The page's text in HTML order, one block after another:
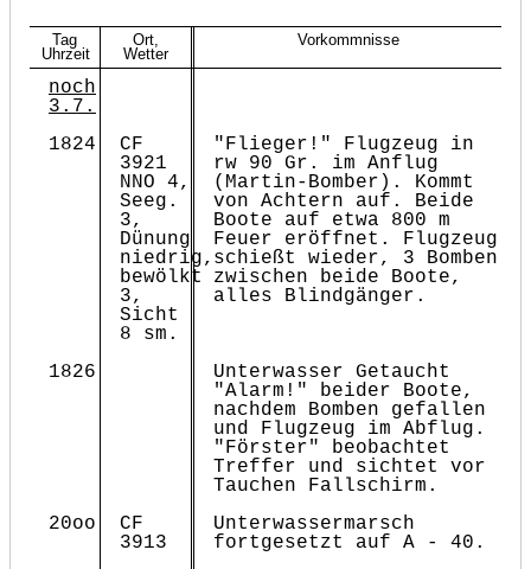
Tag
Uhrzeit
Ort,
Wetter
Vorkommnisse
noch
3.7.
1824
CF
3921
NNO 4,
Seeg.
3,
Dünung
niedrig,
bewölkt
3,
Sicht
8 sm.
"Flieger!" Flugzeug in
rw 90 Gr. im Anflug
(Martin-Bomber). Kommt
von Achtern auf. Beide
Boote auf etwa 800 m
Feuer eröffnet. Flugzeug
schießt wieder, 3 Bomben
zwischen beide Boote,
alles Blindgänger.
1826 Unterwasser Getaucht
"Alarm!" beider Boote,
nachdem Bomben gefallen
und Flugzeug im Abflug.
"Förster" beobachtet
Treffer und sichtet vor
Tauchen Fallschirm.
20oo
CF
3913
Unterwassermarsch
fortgesetzt auf A - 40.